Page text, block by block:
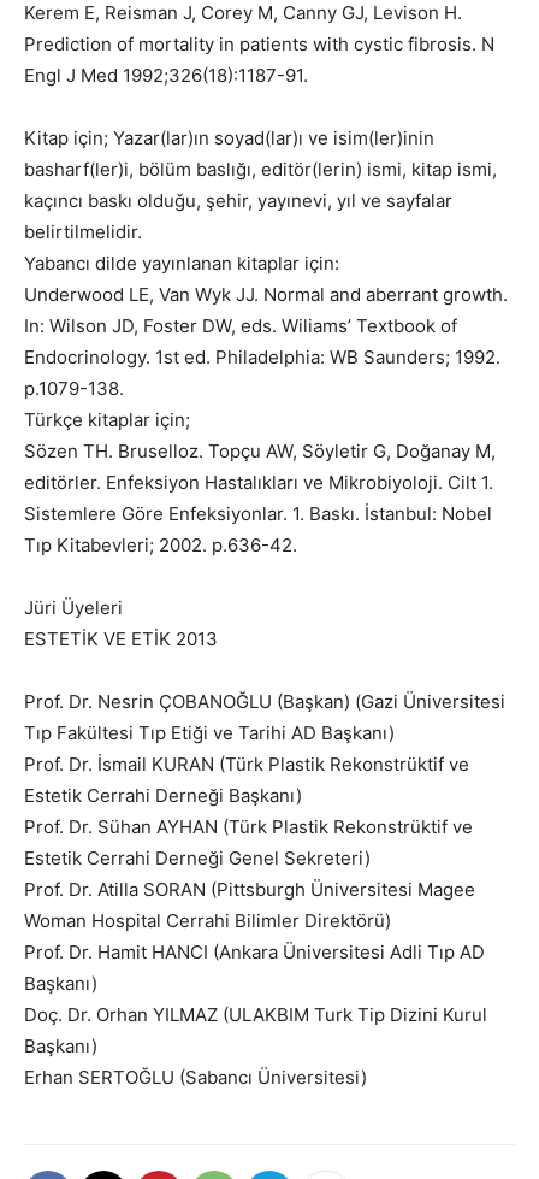
Kerem E, Reisman J, Corey M, Canny GJ, Levison H.
Prediction of mortality in patients with cystic fibrosis. N
Engl J Med 1992;326(18):1187-91.
Kitap için; Yazar(lar)ın soyad(lar)ı ve isim(ler)inin
basharf(ler)i, bölüm baslığı, editör(lerin) ismi, kitap ismi,
kaçıncı baskı olduğu, şehir, yayınevi, yıl ve sayfalar
belirtilmelidir.
Yabancı dilde yayınlanan kitaplar için:
Underwood LE, Van Wyk JJ. Normal and aberrant growth.
In: Wilson JD, Foster DW, eds. Wiliams’ Textbook of
Endocrinology. 1st ed. Philadelphia: WB Saunders; 1992.
p.1079-138.
Türkçe kitaplar için;
Sözen TH. Bruselloz. Topçu AW, Söyletir G, Doğanay M,
editörler. Enfeksiyon Hastalıkları ve Mikrobiyoloji. Cilt 1.
Sistemlere Göre Enfeksiyonlar. 1. Baskı. İstanbul: Nobel
Tıp Kitabevleri; 2002. p.636-42.
Jüri Üyeleri
ESTETİK VE ETİK 2013
Prof. Dr. Nesrin ÇOBANOĞLU (Başkan) (Gazi Üniversitesi
Tıp Fakültesi Tıp Etiği ve Tarihi AD Başkanı)
Prof. Dr. İsmail KURAN (Türk Plastik Rekonstrüktif ve
Estetik Cerrahi Derneği Başkanı)
Prof. Dr. Sühan AYHAN (Türk Plastik Rekonstrüktif ve
Estetik Cerrahi Derneği Genel Sekreteri)
Prof. Dr. Atilla SORAN (Pittsburgh Üniversitesi Magee
Woman Hospital Cerrahi Bilimler Direktörü)
Prof. Dr. Hamit HANCI (Ankara Üniversitesi Adli Tıp AD
Başkanı)
Doç. Dr. Orhan YILMAZ (ULAKBIM Turk Tip Dizini Kurul
Başkanı)
Erhan SERTOĞLU (Sabancı Üniversitesi)